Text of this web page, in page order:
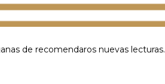
de recomendaros nuevas lecturas.